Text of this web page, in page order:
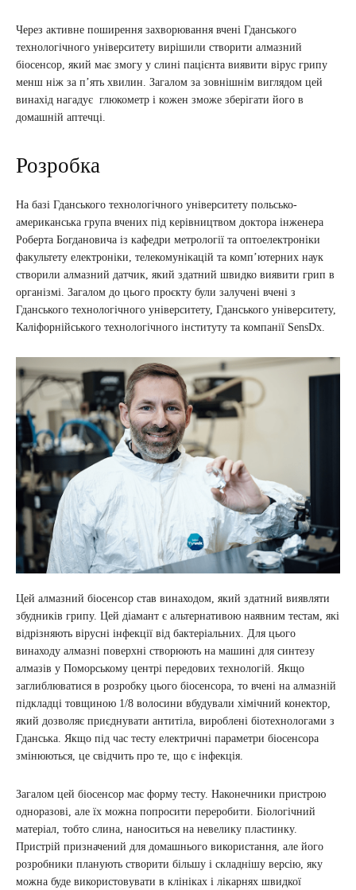
Через активне поширення захворювання вчені Гданського
технологічного університету вирішили створити алмазний
біосенсор, який має змогу у слині пацієнта виявити вірус грипу
менш ніж за п’ять хвилин. Загалом за зовнішнім виглядом цей
винахід нагадує глюкометр і кожен зможе зберігати його в
домашній аптечці.
Розробка
На базі Гданського технологічного університету польсько-
американська група вчених під керівництвом доктора інженера
Роберта Богдановича із кафедри метрології та оптоелектроніки
факультету електроніки, телекомунікацій та комп’ютерних наук
створили алмазний датчик, який здатний швидко виявити грип в
організмі. Загалом до цього проєкту були залучені вчені з
Гданського технологічного університету, Гданського університету,
Каліфорнійського технологічного інституту та компанії SensDx.
Цей алмазний біосенсор став винаходом, який здатний виявляти
збудників грипу. Цей діамант є альтернативою наявним тестам, які
відрізняють вірусні інфекції від бактеріальних. Для цього
винаходу алмазні поверхні створюють на машині для синтезу
алмазів у Поморському центрі передових технологій. Якщо
заглиблюватися в розробку цього біосенсора, то вчені на алмазній
підкладці товщиною 1/8 волосини вбудували хімічний конектор,
який дозволяє приєднувати антитіла, вироблені біотехнологами з
Гданська. Якщо під час тесту електричні параметри біосенсора
змінюються, це свідчить про те, що є інфекція.
Загалом цей біосенсор має форму тесту. Наконечники пристрою
одноразові, але їх можна попросити переробити. Біологічний
матеріал, тобто слина, наноситься на невелику пластинку.
Пристрій призначений для домашнього використання, але його
розробники планують створити більшу і складнішу версію, яку
можна буде використовувати в клініках і лікарнях швидкої